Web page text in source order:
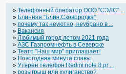
» Телефонный оператор OOO “СЭЛС” ...
» Блинная "Блин.Сковородка"
» почему так неуютно, неубрано в ...
» Вакансия
» Любимый город летом 2021 года
» АЗС Газпромнефть в Северске
» Театр "Наш мир" приглашает!
» Новогодняя минута славы
» Утерен телефон Redmi note 8 pr ...
» розыгрыш или хулиганство?